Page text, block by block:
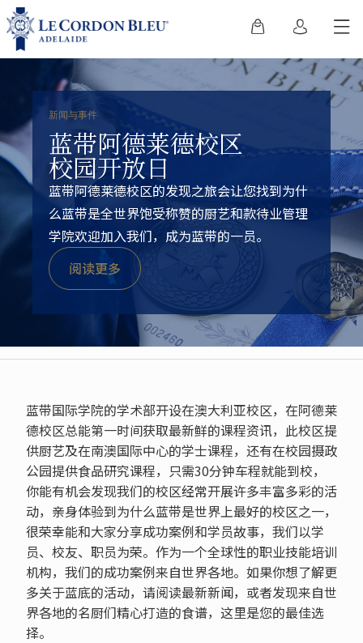
新闻与事件
蓝带阿德莱德校区
校园开放日
蓝带阿德莱德校区的发现之旅会让您找到为什
么蓝带是全世界饱受称赞的厨艺和款待业管理
学院欢迎加入我们，成为蓝带的一员。
阅读更多
蓝带国际学院的学术部开设在澳大利亚校区，在阿德莱
德校区总能第一时间获取最新鲜的课程资讯，此校区提
供厨艺及在南澳国际中心的学士课程，还有在校园摄政
公园提供食品研究课程，只需30分钟车程就能到校，
你能有机会发现我们的校区经常开展许多丰富多彩的活
动，亲身体验到为什么蓝带是世界上最好的校区之一，
很荣幸能和大家分享成功案例和学员故事，我们以学
员、校友、职员为荣。作为一个全球性的职业技能培训
机构，我们的成功案例来自世界各地。如果你想了解更
多关于蓝底的活动，请阅读最新新闻，或者发现来自世
界各地的名厨们精心打造的食谱，这里是您的最佳选
择。